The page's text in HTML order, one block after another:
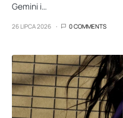
Gemini i…
26 LIPCA 2026 0 COMMENTS